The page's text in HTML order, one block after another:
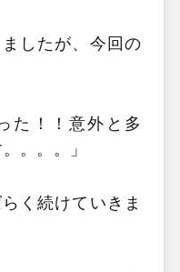
したが、今回の
た！！意外と多
。。。」
く続けていきま